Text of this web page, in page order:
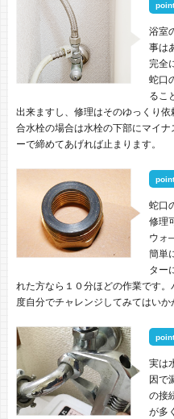
浴室
事は
完全
蛇口
るこ
出来ますし、修理はそのゆっくり
合水栓の場合は水栓の下部にマイ
ーで締めてあげれば止まります。
蛇口
修理
ウォ
簡単
ター
れた方なら１０分ほどの作業です
度自分でチャレンジしてみてはいか
実は
因で
の接
が多